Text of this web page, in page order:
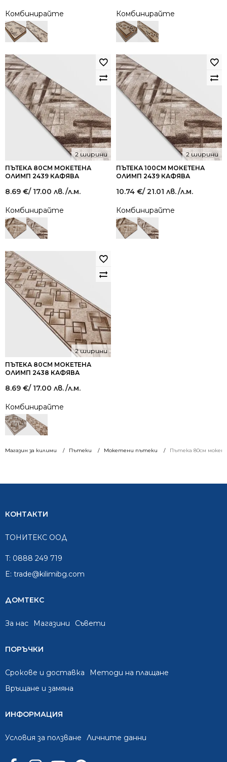
Магазин за килими Пътеки Мокетени пътеки Пътека 80см
Комбинирайте Комбинирайте
ПЪТЕКА 80СМ МОКЕТЕНА
ОЛИМП 2439 КАФЯВА
2 ширини
8.69 €/ 17.00 лв./л.м.
Комбинирайте
ПЪТЕКА 100СМ МОКЕТЕНА
ОЛИМП 2439 КАФЯВА
2 ширини
10.74 €/ 21.01 лв./л.м.
Комбинирайте
ПЪТЕКА 80СМ МОКЕТЕНА
ОЛИМП 2438 КАФЯВА
2 ширини
8.69 €/ 17.00 лв./л.м.
Комбинирайте
КОНТАКТИ
ТОНИТЕКС ООД
T: 0888 249 719
E: trade@kilimibg.com
ДОМТЕКС
За нас Mагазини Съвети
ПОРЪЧКИ
Срокове и доставка
Методи на плащане
Връщане и замяна
ИНФОРМАЦИЯ
Условия за ползване Личните данни